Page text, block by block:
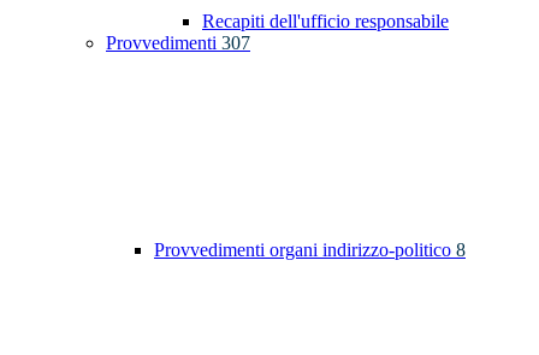
Recapiti dell'ufficio responsabile
Provvedimenti 307
Provvedimenti organi indirizzo-politico 8